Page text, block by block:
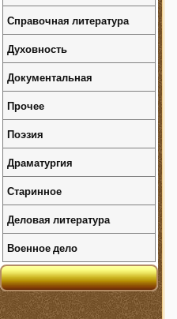
Справочная литература
Духовность
Документальная
Прочее
Поэзия
Драматургия
Старинное
Деловая литература
Военное дело